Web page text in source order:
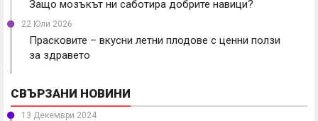
Защо мозъкът ни саботира добрите навици?
22 Юли 2026
Прасковите – вкусни летни плодове с ценни ползи
за здравето
СВЪРЗАНИ НОВИНИ
13 Декември 2024